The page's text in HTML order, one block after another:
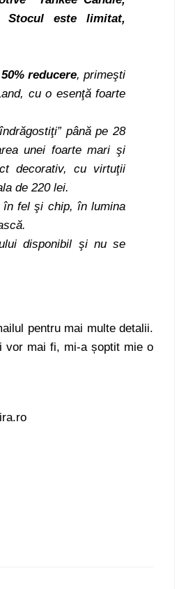
Stocul este limitat,
50% reducere, primeşti
cu o esenţă foarte
până pe 28
unei foarte mari şi
decorativ, cu virtuţii
de 220 lei.
în fel şi chip, în lumina
disponibil şi nu se
pentru mai multe detalii.
vor mai fi, mi-a șoptit mie o